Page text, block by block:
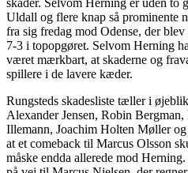
Uldall og flere knap så prominente
fra sig fredag mod Odense, der
7-3 i topopgøret. Selvom Herning
været mærkbart, at skaderne og
spillere i de lavere kæder.
Rungsteds skadesliste tæller i
Alexander Jensen, Robin
Illemann, Joachim Holten Møller
at et comeback til Marcus Olsson
måske endda allerede mod